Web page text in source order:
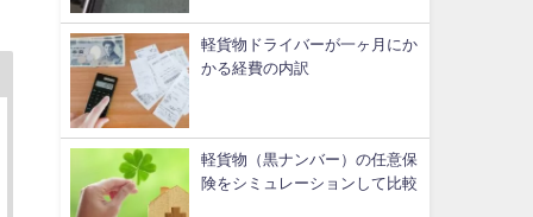
軽貨物ドライバーが一ヶ月にか
かる経費の内訳
軽貨物（黒ナンバー）の任意保
険をシミュレーションして比較